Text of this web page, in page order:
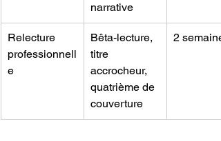
narrative
Relecture
professionnell
e
Bêta-lecture,
titre
accrocheur,
quatrième de
couverture
2